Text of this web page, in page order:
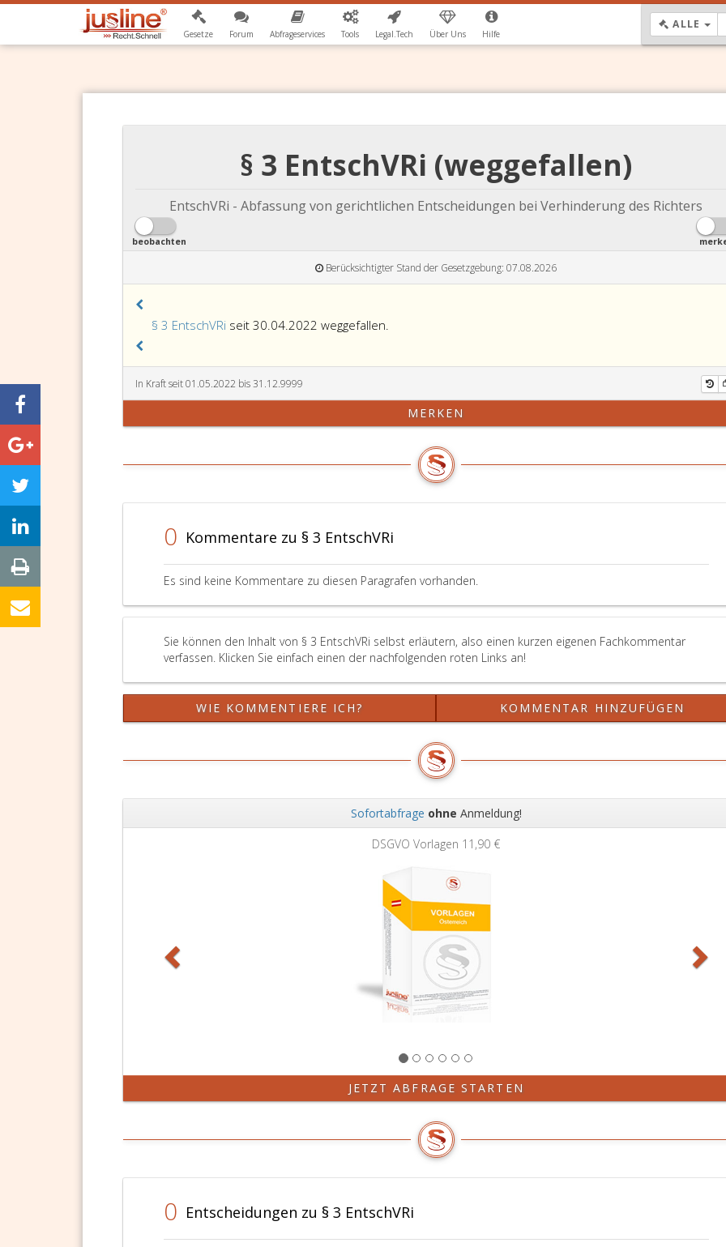
Gesetze Forum Abfrageservices Tools Legal.Tech Über Uns Hilfe
ALLE
§ 3 EntschVRi (weggefallen)
EntschVRi - Abfassung von gerichtlichen Entscheidungen bei Verhinderung des Richters
beobachten
Berücksichtigter Stand der Gesetzgebung: 07.08.2026
§ 3 EntschVRi seit 30.04.2022 weggefallen.
In Kraft seit 01.05.2022 bis 31.12.9999
MERKEN
0 Kommentare zu § 3 EntschVRi
Es sind keine Kommentare zu diesen Paragrafen vorhanden.
Sie können den Inhalt von § 3 EntschVRi selbst erläutern, also einen kurzen eigenen Fachkommentar
verfassen. Klicken Sie einfach einen der nachfolgenden roten Links an!
WIE KOMMENTIERE ICH? KOMMENTAR HINZUFÜGEN
Sofortabfrage ohne Anmeldung!
DSGVO Vorlagen 11,90 €
JETZT ABFRAGE STARTEN
0 Entscheidungen zu § 3 EntschVRi